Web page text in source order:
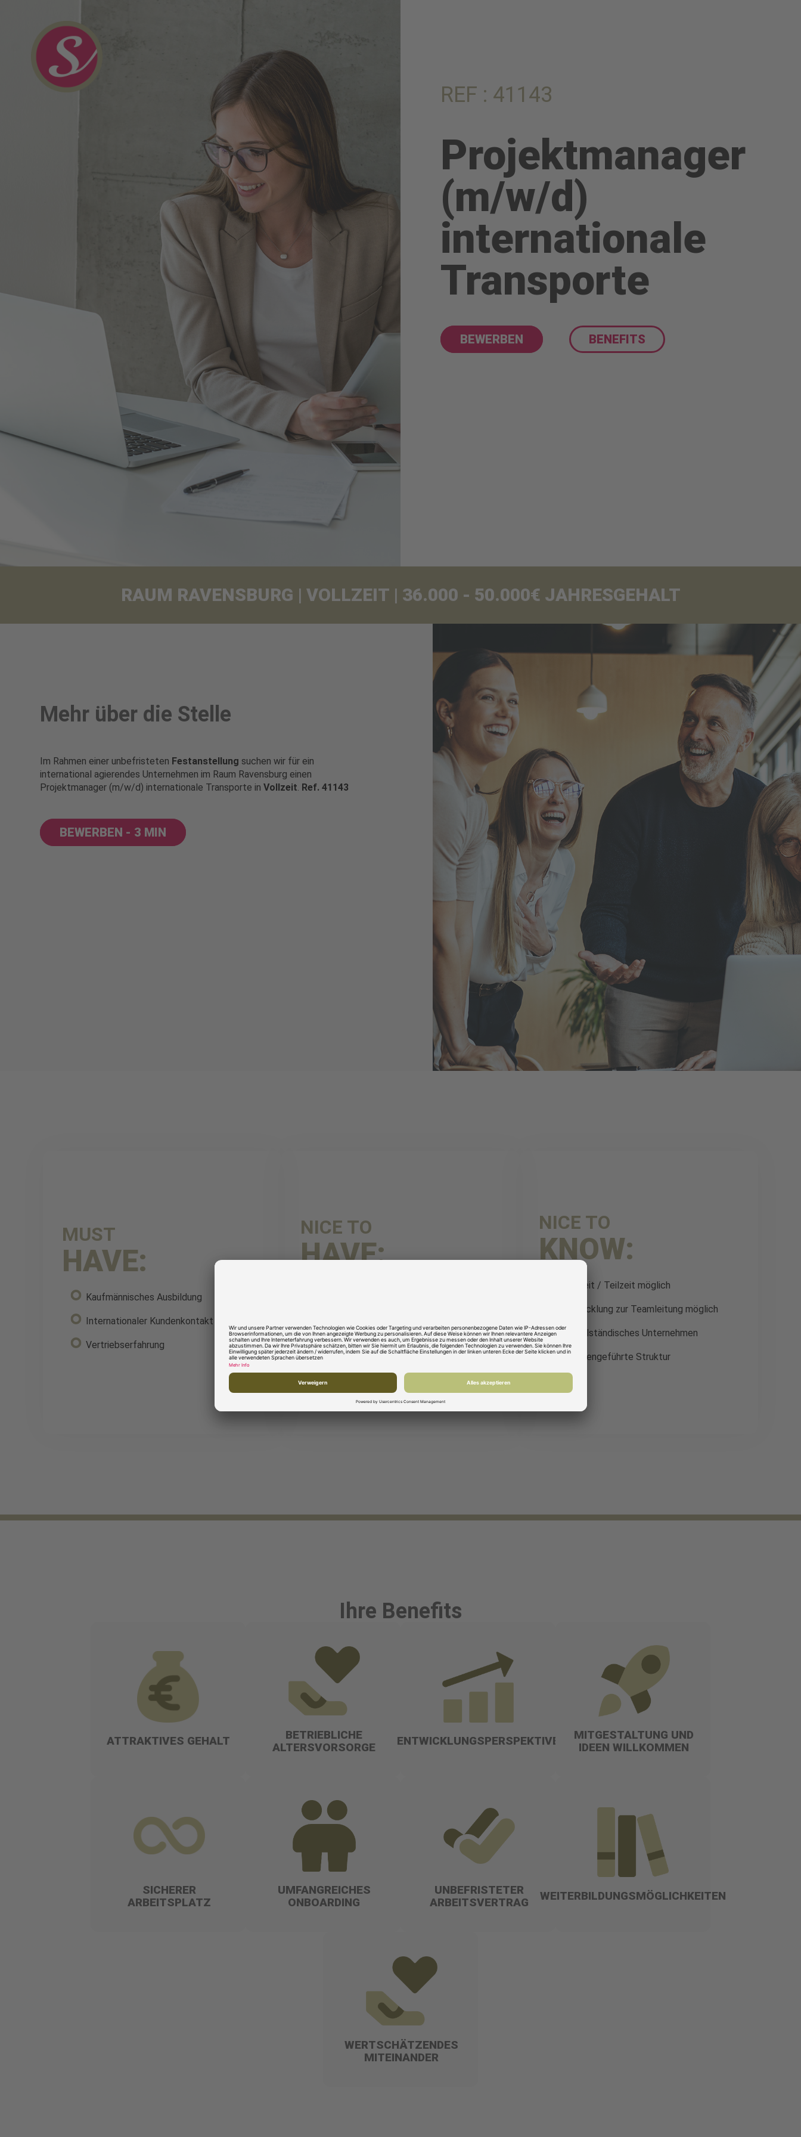
REF : 41143
Projektmanager
(m/w/d)
internationale
Transporte
BEWERBEN BENEFITS
RAUM RAVENSBURG | VOLLZEIT | 36.000 - 50.000€ JAHRESGEHALT
Mehr über die Stelle
Im Rahmen einer unbefristeten Festanstellung suchen wir für ein
international agierendes Unternehmen im Raum Ravensburg einen
Projektmanager (m/w/d) internationale Transporte inVollzeit. Ref. 41143
BEWERBEN - 3 MIN
MUST
HAVE:
Kaufmännisches Ausbildung
Internationaler Kundenkontakt
Vertriebserfahrung
NICE TO
HAVE:
Kenntnisse im Bereich Zoll &
Logistiklösungen
NICE TO
KNOW:
Vollzeit / Teilzeit möglich
Entwicklung zur Teamleitung möglich
Mittelständisches Unternehmen
Familiengeführte Struktur
Ihre Benefits
ATTRAKTIVES GEHALT
BETRIEBLICHE
ALTERSVORSORGE
ENTWICKLUNGSPERSPEKTIVE
MITGESTALTUNG UND
IDEEN WILLKOMMEN
SICHERER
ARBEITSPLATZ
UMFANGREICHES
ONBOARDING
UNBEFRISTETER
ARBEITSVERTRAG
WEITERBILDUNGSMÖGLICHKEITEN
WERTSCHÄTZENDES
MITEINANDER